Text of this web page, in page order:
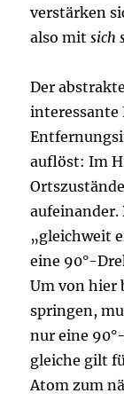
verstärken
also mitsich
Der
interessante
auflöst: Im
aufeinander.
„gleichweit
eine 90°-
Um von hier
springen,
nur eine
gleiche gilt
Atom zum